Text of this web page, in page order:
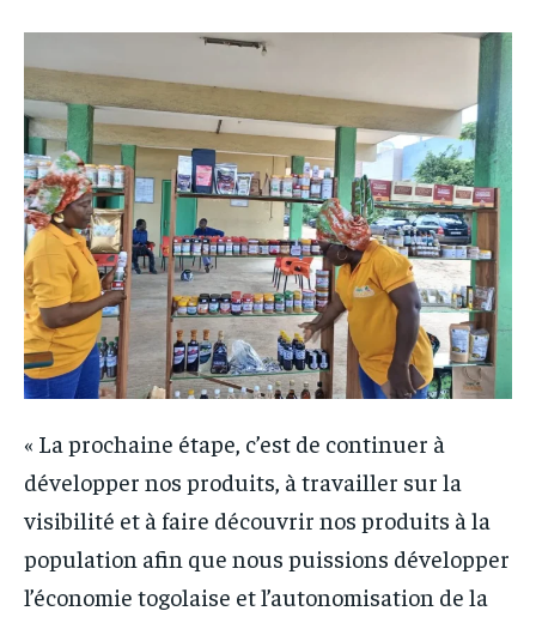
« La prochaine étape, c’est de continuer à
développer nos produits, à travailler sur la
visibilité et à faire découvrir nos produits à la
population afin que nous puissions développer
l’économie togolaise et l’autonomisation de la